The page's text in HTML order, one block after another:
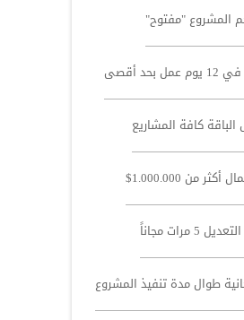
المشروع "مفتوح"
أقصى
كافة المشاريع
من 1.000.000$
5 مرات مجاناً
طوال مدة تنفيذ المشروع